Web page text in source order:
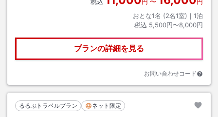
おとな1名 (2名1室)｜ 1泊
税込 5,500円〜8,000円
プランの詳細を見る
お問い合わせコード
るるぶトラベルプラン ネット限定